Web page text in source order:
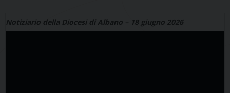
Notiziario della Diocesi di Albano – 18 giugno 2026